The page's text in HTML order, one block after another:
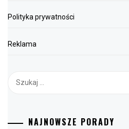
Polityka prywatności
Reklama
NAJNOWSZE PORADY